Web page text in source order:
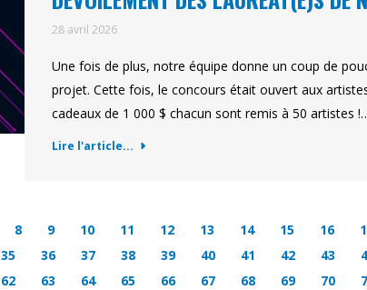
28 avril 2026
Une fois de plus, notre équipe donne un coup de
projet. Cette fois, le concours était ouvert aux
cadeaux de 1 000 $ chacun sont remis à 50 artistes
Lire l'article...
8 9 10 11 12 13 14 15 16
35 36 37 38 39 40 41 42 43
62 63 64 65 66 67 68 69 70